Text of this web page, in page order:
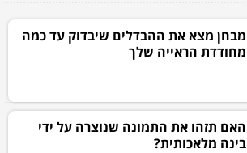
מבחן מצא את ההבדלים שיבדוק עד כמה
מחודדת הראייה שלך
האם תזהו את התמונה שנוצרה על ידי
בינה מלאכותית?